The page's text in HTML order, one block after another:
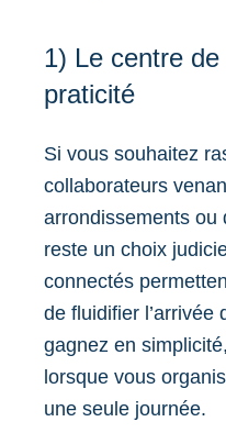
1) Le centre
praticité
Si vous souhaitez
collaborateurs
arrondissements ou
reste un choix
connectés
de fluidifier l’arrivée
gagnez en
lorsque vous
une seule journée.